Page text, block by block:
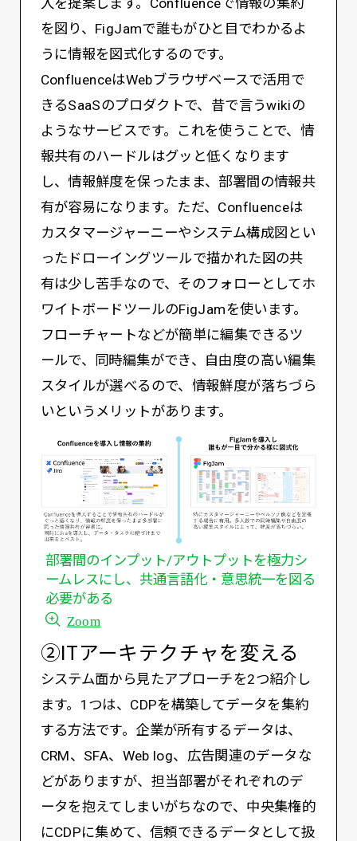
を図り、FigJamで誰もがひと目でわかるよ
うに情報を図式化するのです。
ConfluenceはWebブラウザベースで活用で
きるSaaSのプロダクトで、昔で言うwikiの
ようなサービスです。これを使うことで、情
報共有のハードルはグッと低くなります
し、情報鮮度を保ったまま、部署間の情報共
有が容易になります。ただ、Confluenceは
カスタマージャーニーやシステム構成図とい
ったドローイングツールで描かれた図の共
有は少し苦手なので、そのフォローとしてホ
ワイトボードツールのFigJamを使います。
フローチャートなどが簡単に編集できるツ
ールで、同時編集ができ、自由度の高い編集
スタイルが選べるので、情報鮮度が落ちづら
いというメリットがあります。
部署間のインプット/アウトプットを極力シ
ームレスにし、共通言語化・意思統一を図る
必要がある
Zoom
②ITアーキテクチャを変える
システム面から見たアプローチを2つ紹介し
ます。1つは、CDPを構築してデータを集約
する方法です。企業が所有するデータは、
CRM、SFA、Web log、広告関連のデータな
どがありますが、担当部署がそれぞれのデ
ータを抱えてしまいがちなので、中央集権的
にCDPに集めて、信頼できるデータとして扱